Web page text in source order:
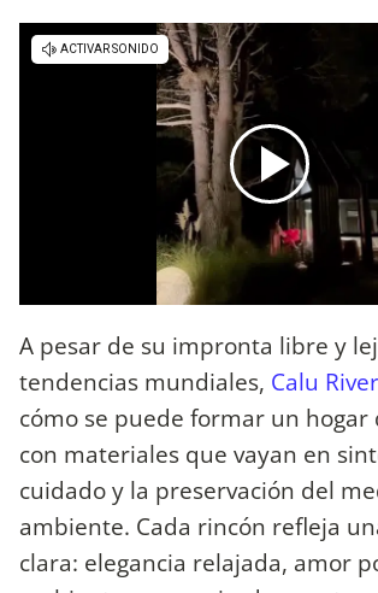
A pesar de su impronta libre y
tendencias mundiales, Calu
cómo se puede formar un hogar
con materiales que vayan en
cuidado y la preservación del
ambiente. Cada rincón refleja
clara: elegancia relajada, amor